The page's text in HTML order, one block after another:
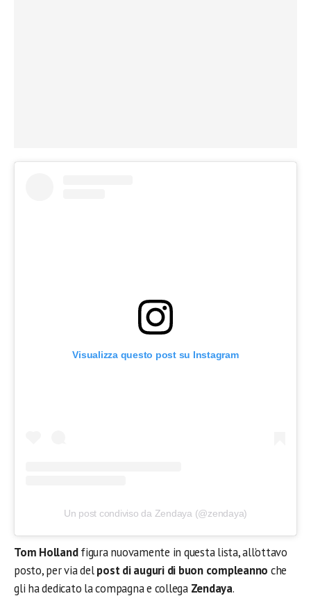
Visualizza questo post su Instagram
Un post condiviso da Zendaya (@zendaya)
Tom Hollandfigura nuovamente in questa lista, all’ottavo
posto, per via delpost di auguri di buon compleanno che
gli ha dedicato la compagna e collega Zendaya.